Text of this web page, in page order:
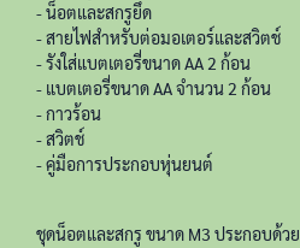
- น็อตและสกรูยึด
- สายไฟสำหรับต่อมอเตอร์และสวิตช์
- รังใส่แบตเตอรี่ขนาด AA 2 ก้อน
- แบตเตอรี่ขนาด AA จำนวน 2 ก้อน
- กาวร้อน
- สวิตช์
- คู่มือการประกอบหุ่นยนต์
ชุดน็อตและสกรู ขนาด M3 ประกอบด้วย